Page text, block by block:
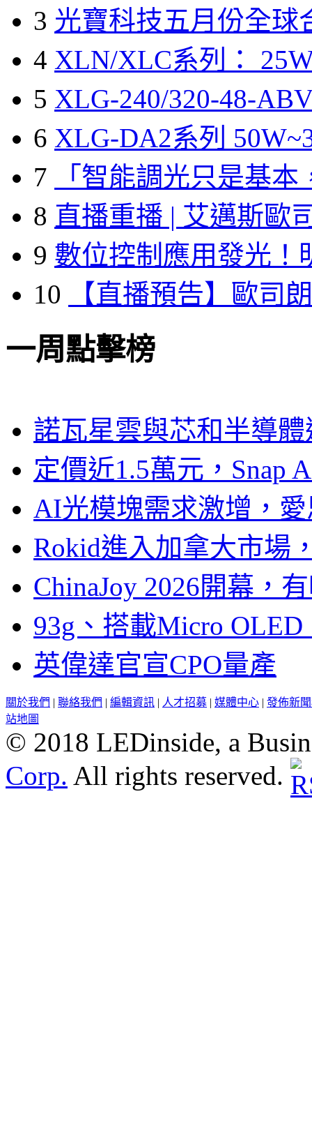
3 光寶科技五月份全球
4 XLN/XLC系列：
5 XLG-240/320-48-
6 XLG-DA2系列
7
「智能調光只是基本
8 直播重播 | 艾邁斯歐
9 數位控制應用發光！
10
【直播預告】歐司
一周點擊榜
諾瓦星雲與芯和半導
定價近1.5萬元，Snap
AI光模塊需求激增，
Rokid進入加拿大市場
ChinaJoy 2026開幕，
93g、搭載Micro
英偉達官宣CPO量產
關於我們 | 聯絡我們 | 編輯資訊 | 人才招募 | 媒體中心 | 發佈新
站地圖
© 2018 LEDinside, a
Corp. All rights reserved.